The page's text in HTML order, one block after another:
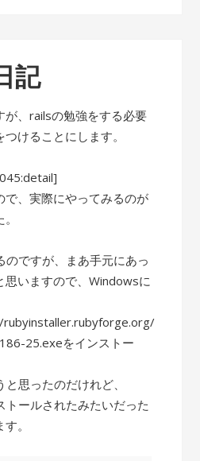
記
が、railsの勉強をする必要
けることにします。
で、実際にやってみるのが
のですが、まあ手元にあっ
思いますので、Windowsに
25.exeをインストー
思ったのだけれど、
ールされたみたいだった
。